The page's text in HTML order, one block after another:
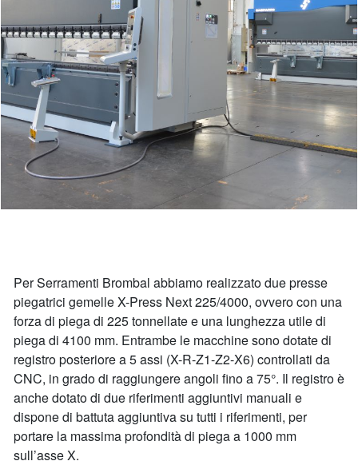
Per Serramenti Brombal abbiamo realizzato due presse
piegatrici gemelle X-Press Next 225/4000, ovvero con una
forza di piega di 225 tonnellate e una lunghezza utile di
piega di 4100 mm. Entrambe le macchine sono dotate di
registro posteriore a 5 assi (X-R-Z1-Z2-X6) controllati da
CNC, in grado di raggiungere angoli fino a 75°. Il registro è
anche dotato di due riferimenti aggiuntivi manuali e
dispone di battuta aggiuntiva su tutti i riferimenti, per
portare la massima profondità di piega a 1000 mm
sull’asse X.